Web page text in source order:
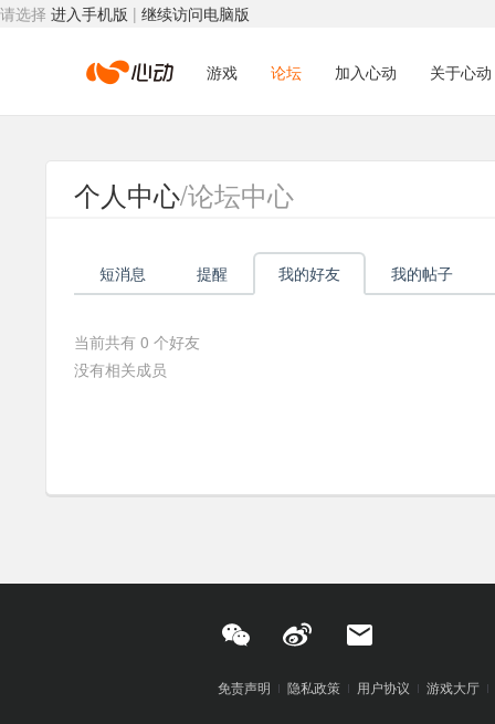
请选择 进入手机版 | 继续访问电脑版
心
动
络
游戏 论坛 加入心动 关于心动
个人中心/论坛中心
短消息 提醒 我的好友 我的帖子
当前共有 0 个好友
没有相关成员
免责声明 隐私政策 用户协议 游戏大厅